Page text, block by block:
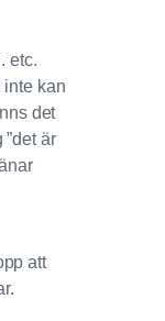
etc.
inte kan
det
är
att